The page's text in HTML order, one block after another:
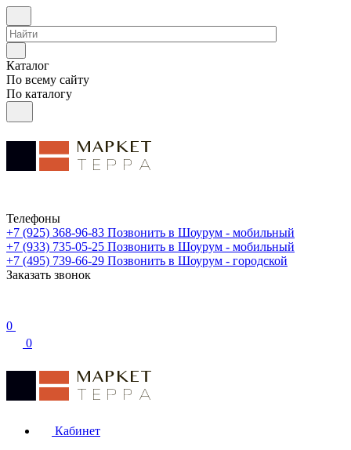
Каталог
По всему сайту
По каталогу
Телефоны
+7 (925) 368-96-83 Позвонить в Шоурум - мобильный
+7 (933) 735-05-25 Позвонить в Шоурум - мобильный
+7 (495) 739-66-29 Позвонить в Шоурум - городской
Заказать звонок
0
0
Кабинет